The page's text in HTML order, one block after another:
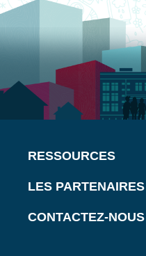
RESSOURCES
LES PARTENAIRES
CONTACTEZ-NOUS